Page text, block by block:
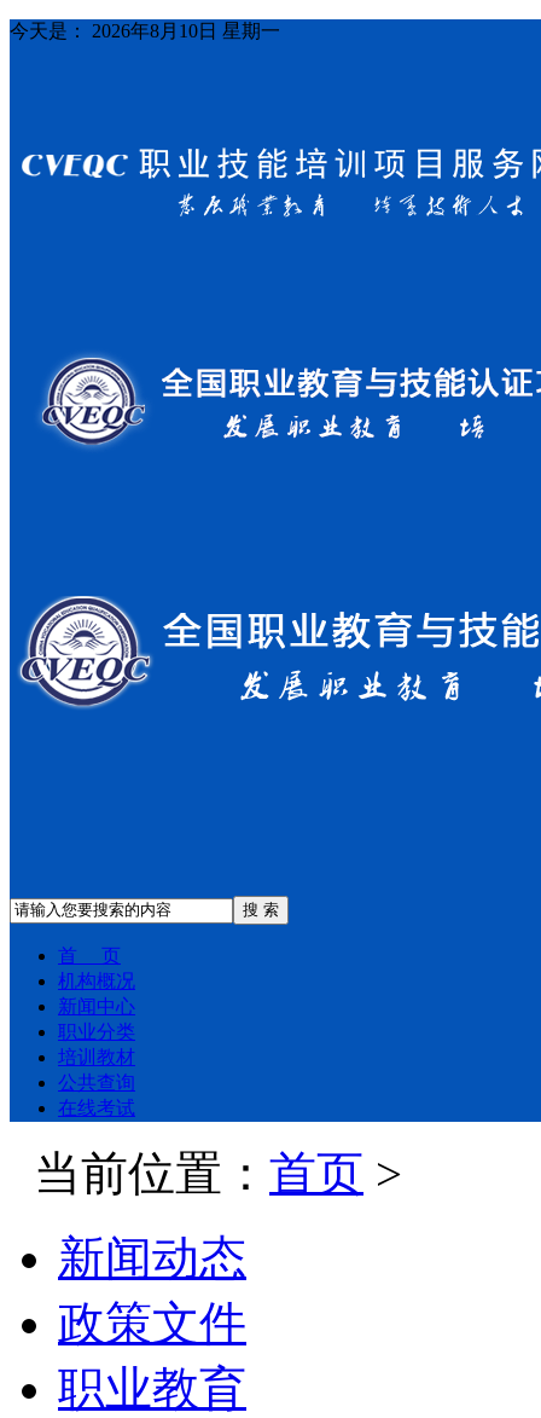
今天是： 2026年8月10日 星期一
搜 索
首 页
机构概况
新闻中心
职业分类
培训教材
公共查询
在线考试
当前位置： 首页 >
新闻动态
政策文件
职业教育